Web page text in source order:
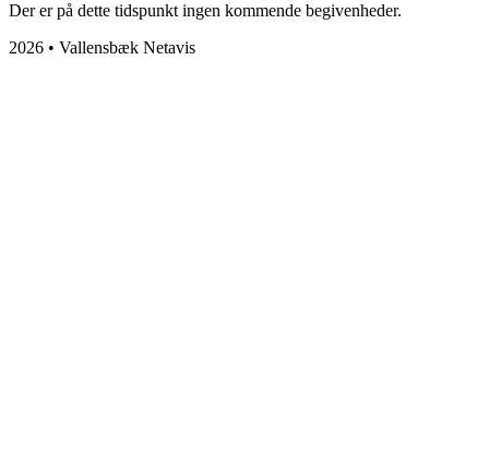
Der er på dette tidspunkt ingen kommende begivenheder.
2026 • Vallensbæk Netavis